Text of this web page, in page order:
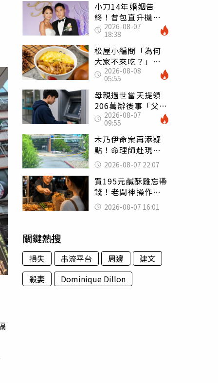
小刀14年婚姻告
終！昔包直升機求
婚 豪砸545萬辦婚
禮還找連戰證婚
2026-08-07
18:38
松屋小編問「為何
大家不來吃？」
一票人點出3大問
題：滿手好牌打到
爛
2026-08-08
05:55
母親過世當天提領
206萬辦後事「父子
遭判刑」 律師：
搶錢先下手是罪
2026-08-07
09:55
木乃伊命案再添疑
點！命理師赴現場
遇天候驟變 驚
喊：死者還有冤屈
2026-08-07 22:07
買195元鹹酥雞忘帶
錢！老闆神操作
「倒找5元」 全網
看哭：這就是台灣
2026-08-07 16:01
關鍵熱搜
損失 串流平台 周邊
建文
殺妻
Dominique Dillon